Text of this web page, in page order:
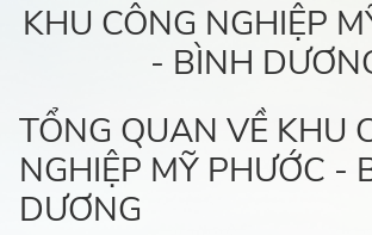
KHU CÔNG NGHIỆP
- BÌNH
TỔNG QUAN VỀ KHU
NGHIỆP MỸ PHƯỚC -
DƯƠNG